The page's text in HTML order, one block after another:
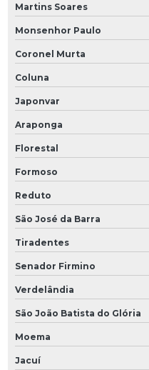
Martins Soares
Monsenhor Paulo
Coronel Murta
Coluna
Japonvar
Araponga
Florestal
Formoso
Reduto
São José da Barra
Tiradentes
Senador Firmino
Verdelândia
São João Batista do Glória
Moema
Jacuí